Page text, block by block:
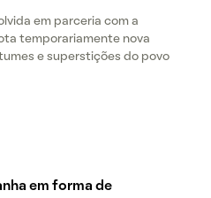
em parceria com a
temporariamente nova
e superstições do povo
em forma de